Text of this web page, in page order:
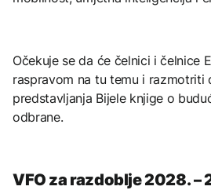
Očekuje se da će čelnici i čelnice
raspravom na tu temu i razmotriti
predstavljanja Bijele knjige o
odbrane.
VFO za razdoblje 2028. –